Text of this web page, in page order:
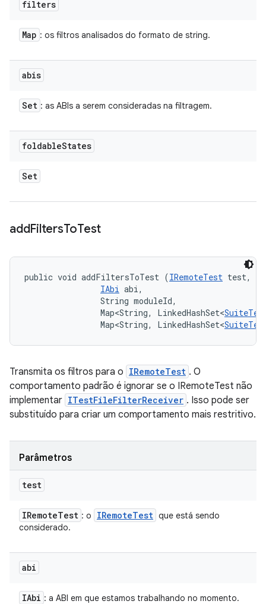
filters
Map : os filtros analisados do formato de string.
abis
Set : as ABIs a serem consideradas na filtragem.
foldableStates
Set
addFiltersToTest
public void addFiltersToTest (IRemoteTest test,
IAbi abi,
                String moduleId,
                Map<String, LinkedHashSet<
                Map<String, LinkedHashSet<
Transmita os filtros para o IRemoteTest . O
comportamento padrão é ignorar se o IRemoteTest não
implementar ITestFileFilterReceiver . Isso pode ser
substituído para criar um comportamento mais restritivo.
Parâmetros
test
IRemoteTest : o IRemoteTest que está sendo
considerado.
abi
IAbi : a ABI em que estamos trabalhando no momento.